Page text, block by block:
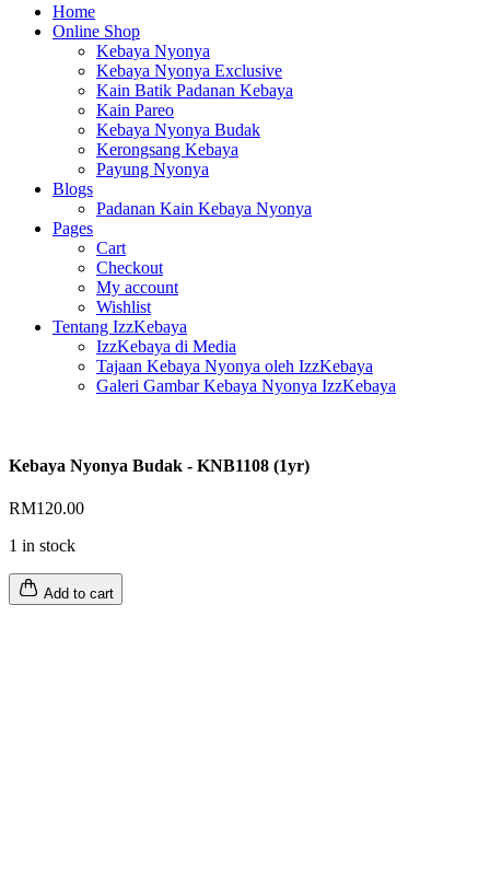
Home
Online Shop
Kebaya Nyonya
Kebaya Nyonya Exclusive
Kain Batik Padanan Kebaya
Kain Pareo
Kebaya Nyonya Budak
Kerongsang Kebaya
Payung Nyonya
Blogs
Padanan Kain Kebaya Nyonya
Pages
Cart
Checkout
My account
Wishlist
Tentang IzzKebaya
IzzKebaya di Media
Tajaan Kebaya Nyonya oleh IzzKebaya
Galeri Gambar Kebaya Nyonya IzzKebaya
Kebaya Nyonya Budak - KNB1108 (1yr)
RM120.00
1 in stock
Add to cart